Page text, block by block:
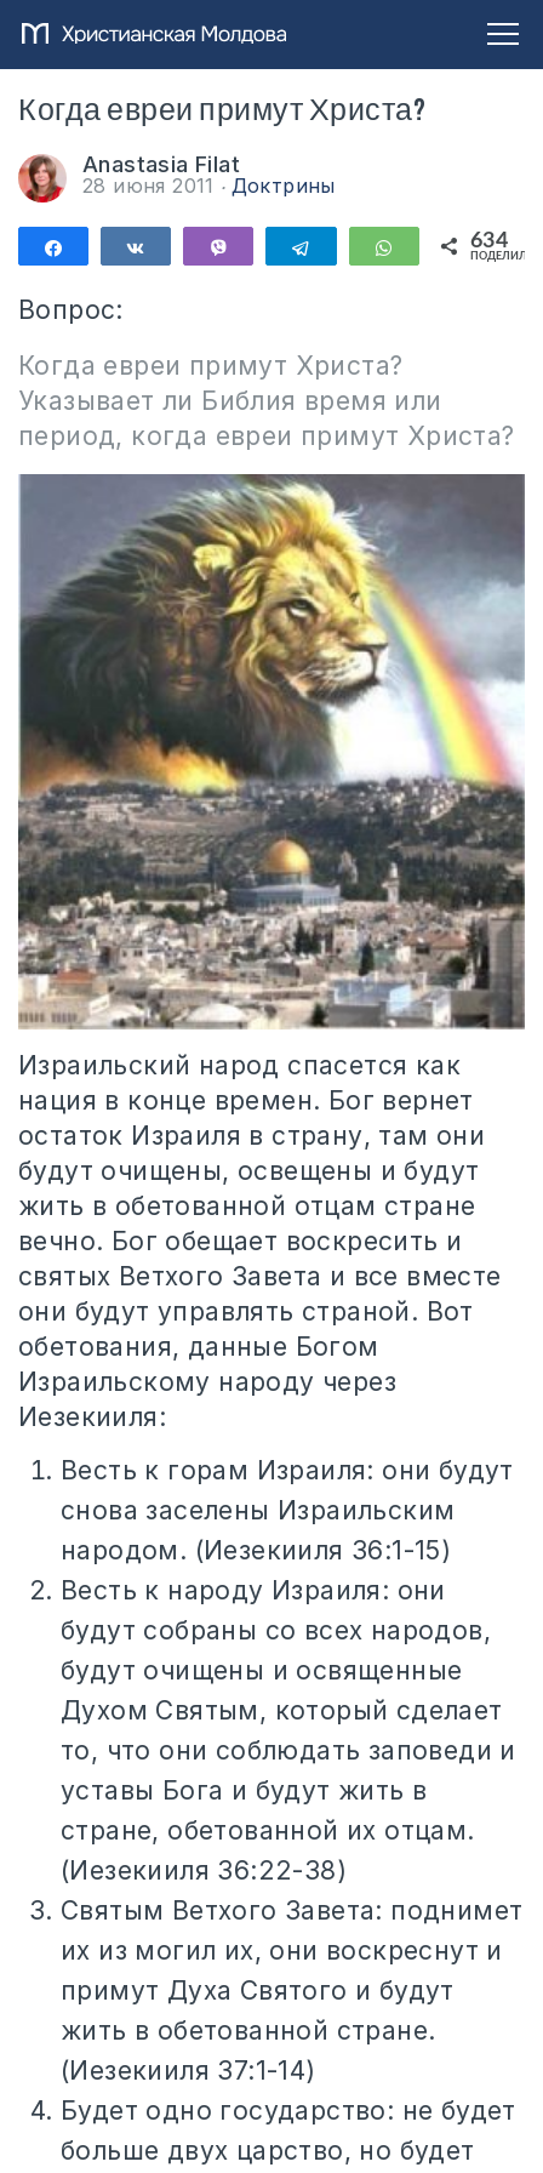
Когда евреи примут Христа?
Anastasia Filat
28 июня 2011 Доктрины
ПоделитьсяПоделиться Telegram WhatsApp
634
Вопрос:
Когда евреи примут Христа?
Указывает ли Библия время или
период, когда евреи примут Христа?
Израильский народ спасется как
нация в конце времен. Бог вернет
остаток Израиля в страну, там они
будут очищены, освещены и будут
жить в обетованной отцам стране
вечно. Бог обещает воскресить и
святых Ветхого Завета и все вместе
они будут управлять страной. Вот
обетования, данные Богом
Израильскому народу через
Иезекииля:
Весть к горам Израиля: они будут
снова заселены Израильским
народом. (Иезекииля 36:1-15)
Весть к народу Израиля: они
будут собраны со всех народов,
будут очищены и освященные
Духом Святым, который сделает
то, что они соблюдать заповеди и
уставы Бога и будут жить в
стране, обетованной их отцам.
(Иезекииля 36:22-38)
Святым Ветхого Завета: поднимет
их из могил их, они воскреснут и
примут Духа Святого и будут
жить в обетованной стране.
(Иезекииля 37:1-14)
Будет одно государство: не будет
больше двух царство, но будет